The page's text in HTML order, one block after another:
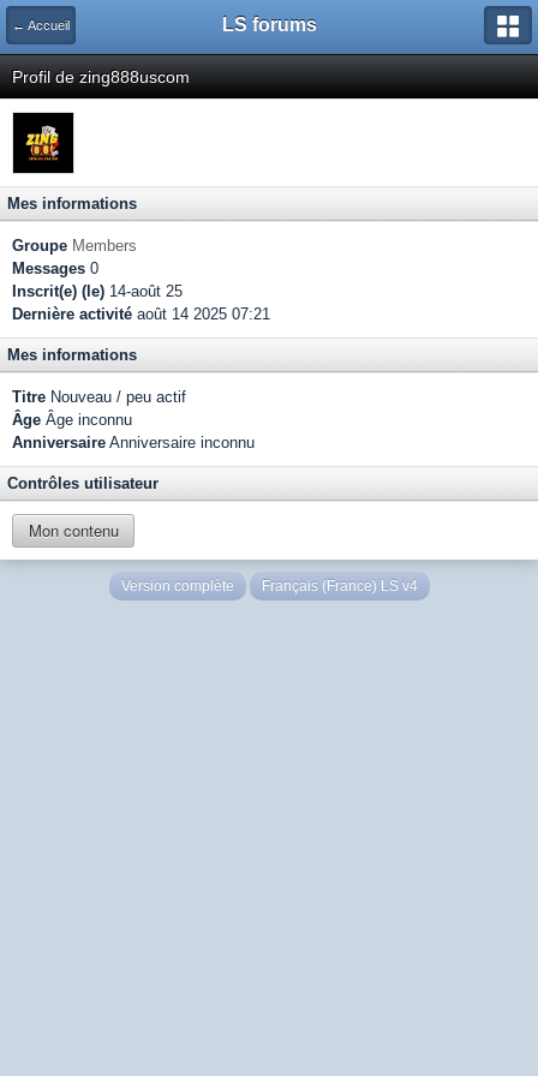
← Accueil LS forums
Profil de zing888uscom
Mes informations
Groupe Members
Messages 0
Inscrit(e) (le) 14-août 25
Dernière activité août 14 2025 07:21
Mes informations
Titre Nouveau / peu actif
Âge Âge inconnu
Anniversaire Anniversaire inconnu
Contrôles utilisateur
Mon contenu
Version complète Français (France) LS v4